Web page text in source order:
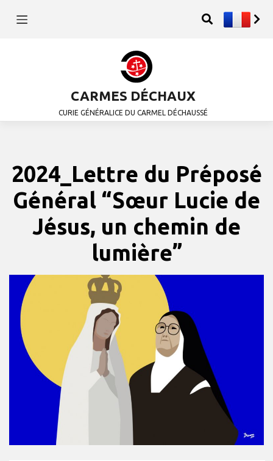
CARMES DÉCHAUX
CURIE GÉNÉRALICE DU CARMEL DÉCHAUSSÉ
2024_Lettre du Préposé
Général “Sœur Lucie de
Jésus, un chemin de
lumière”